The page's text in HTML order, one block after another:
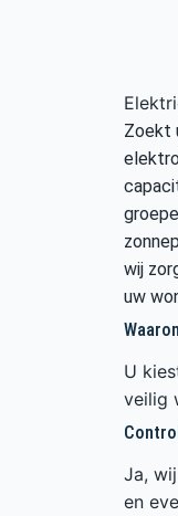
Zoekt
wij
uw
U
veilig
Ja,
en